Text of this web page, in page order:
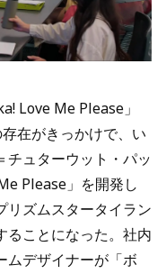
Love Me Please」
在がきっかけで、い
チュターウット・パッ
Please」を開発し
リズムスタータイラン
ることになった。社内
ムデザイナーが「ボ